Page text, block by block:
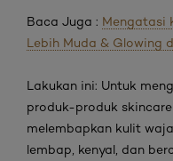
Baca Juga : Mengatasi
Lebih Muda & Glowing
Lakukan ini: Untuk
produk-produk skincare
melembapkan kulit
lembap, kenyal, dan